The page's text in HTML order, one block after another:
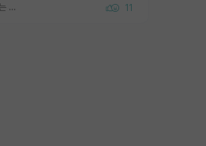
신생랩가지말라는 이유가 있었구나 11